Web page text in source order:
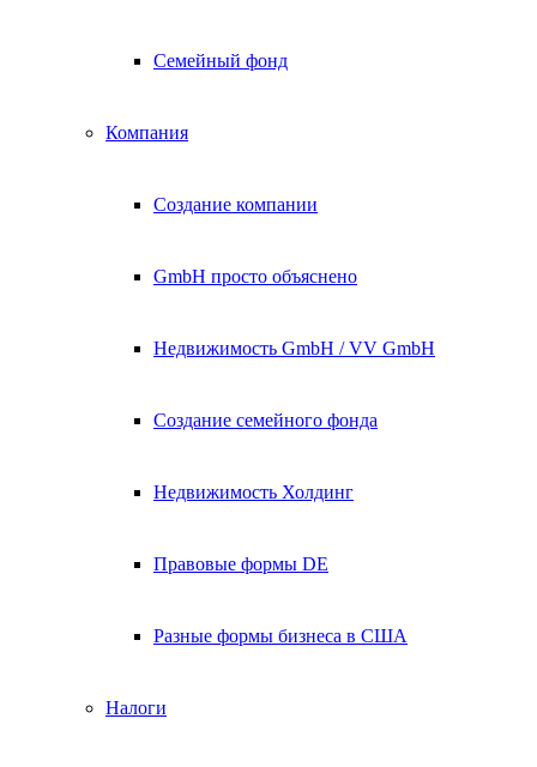
Семейный фонд
Компания
Создание компании
GmbH просто объяснено
Недвижимость GmbH / VV GmbH
Создание семейного фонда
Недвижимость Холдинг
Правовые формы DE
Разные формы бизнеса в США
Налоги